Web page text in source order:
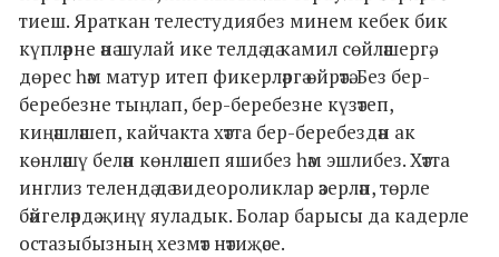
тиеш. Яраткан телестудиябез минем кебек бик
күпләрне әнә шулай ике телдә дә камил сөйләшергә,
дөрес һәм матур итеп фикерләргә өйрәтә. Без бер-
беребезне тыңлап, бер-беребезне күзәтеп,
киңәшләшеп, кайчакта хәтта бер-беребездән ак
көнләшү белән көнләшеп яшибез һәм эшлибез. Хәтта
инглиз телендә дә видеороликлар әзерләп, төрле
бәйгеләрдә җиңү яуладык. Болар барысы да кадерле
остазыбызның хезмәт нәтиҗәсе.